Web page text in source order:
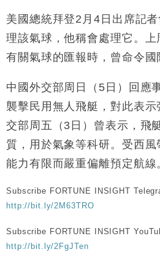
美國總統拜登2月4日出席記
理該氣球，他稱會處理它。
有關氣球的匯報時，曾命令國
中國外交部周日（5日）回應
襲擊民用無人飛艇，對此表
交部周五（3日）曾表示，飛
質，用於氣象等科研。受西風
能力有限而嚴重偏離預定航線
Subscribe FORTUNE INSIGHT
http://bit.ly/2M63TRO
Subscribe FORTUNE INSIGHT
http://bit.ly/2FgJTen